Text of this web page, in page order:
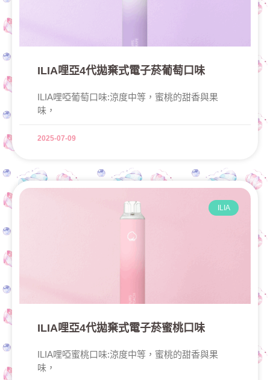
ILIA哩亞4代拋棄式電子菸葡萄口味
ILIA哩啞葡萄口味:涼度中等，蜜桃的甜香與果
味，
2025-07-09
ILIA
ILIA哩亞4代拋棄式電子菸蜜桃口味
ILIA哩啞蜜桃口味:涼度中等，蜜桃的甜香與果
味，